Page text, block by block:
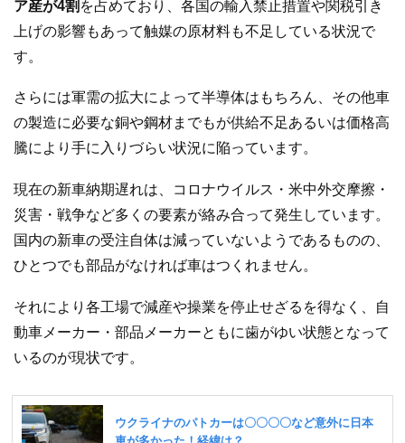
ア産が4割 を占めており、各国の輸入禁止措置や関税引き
上げの影響もあって触媒の原材料も不足している状況で
す。
さらには軍需の拡大によって半導体はもちろん、その他車
の製造に必要な銅や鋼材までもが供給不足あるいは価格高
騰により手に入りづらい状況に陥っています。
現在の新車納期遅れは、コロナウイルス・米中外交摩擦・
災害・戦争など多くの要素が絡み合って発生しています。
国内の新車の受注自体は減っていないようであるものの、
ひとつでも部品がなければ車はつくれません。
それにより各工場で減産や操業を停止せざるを得なく、自
動車メーカー・部品メーカーともに歯がゆい状態となって
いるのが現状です。